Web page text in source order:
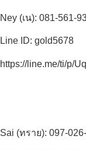
Ney (เน): 081-561-
Line ID: gold5678
https://line.me/ti/p/
Sai (ทราย): 097-